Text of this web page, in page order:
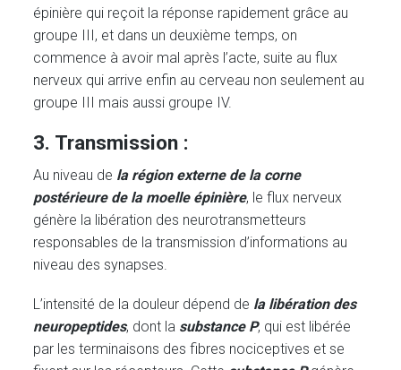
épinière qui reçoit la réponse rapidement grâce au
groupe III, et dans un deuxième temps, on
commence à avoir mal après l’acte, suite au flux
nerveux qui arrive enfin au cerveau non seulement au
groupe III mais aussi groupe IV.
3. Transmission :
Au niveau de la région externe de la corne
postérieure de la moelle épinière, le flux nerveux
génère la libération des neurotransmetteurs
responsables de la transmission d’informations au
niveau des synapses.
L’intensité de la douleur dépend de la libération des
neuropeptides, dont la substance P, qui est libérée
par les terminaisons des fibres nociceptives et se